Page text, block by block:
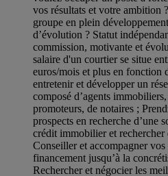
vos résultats et votre ambition
groupe en plein
d’évolution ? Statut
commission, motivante et
salaire d'un courtier se situe
euros/mois et plus en fonction
entretenir et développer un
composé d’agents
promoteurs, de notaires ;
prospects en recherche d’une
crédit immobilier et rechercher
Conseiller et accompagner
financement jusqu’à la
Rechercher et négocier les